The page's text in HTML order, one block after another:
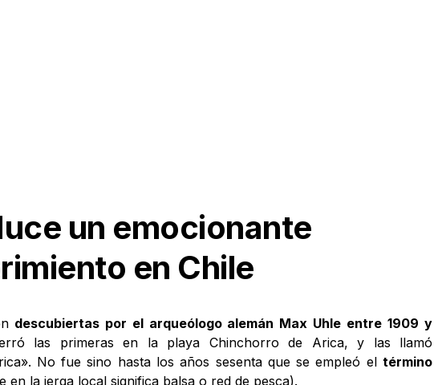
un emocionante
en Chile
descubiertas por el arqueólogo alemán Max Uhle entre 1909 y
las primeras en la playa Chinchorro de Arica, y las llamó
No fue sino hasta los años sesenta que se empleó el término
en la jerga local significa balsa o red de pesca).